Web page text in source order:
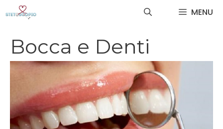
MENU
Bocca e Denti